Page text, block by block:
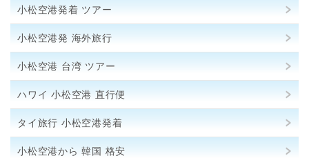
小松空港発着 ツアー
小松空港発 海外旅行
小松空港 台湾 ツアー
ハワイ 小松空港 直行便
タイ旅行 小松空港発着
小松空港から 韓国 格安